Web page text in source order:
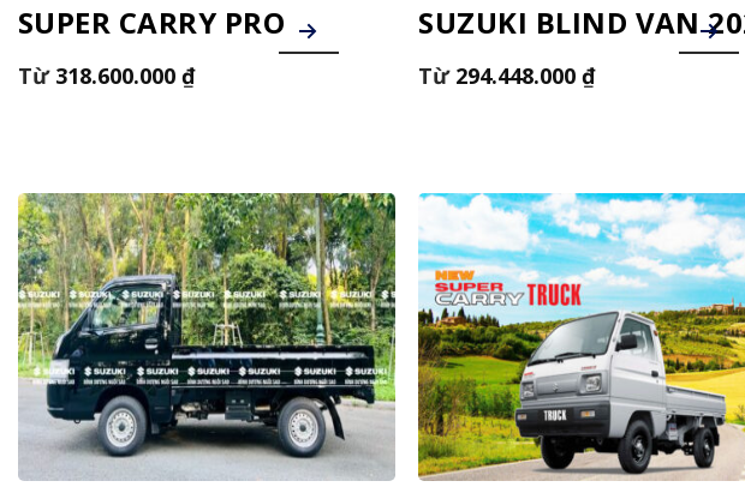
SUPER CARRY PRO
318.600.000 ₫
SUZUKI BLIND VAN
294.448.000₫